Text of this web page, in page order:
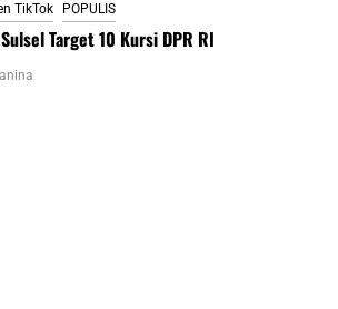
TikTok POPULIS
Target 10 Kursi DPR RI